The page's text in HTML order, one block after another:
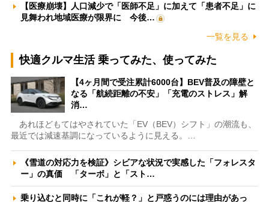
【医療崩壊】人口減少で「医師不足」に加えて「患者不足」に
見舞われ地域医療が限界に 今後…
一覧を見る
快適クルマ生活 乗ってみた、使ってみた
【4ヶ月間で受注累計6000台】BEV普及の障壁と
なる「航続距離の不安」「充電のストレス」解
消…
あれほどもてはやされていた「EV（BEV）シフト」の潮流も、
最近では減速基調になっているように見える。…
《雪道の対応力を検証》シビアな状況で実感した「フォレスタ
ー」の真価 「ターボ」と「スト…
乗り込むと同時に「これが軽？」と戸惑うのには理由があっ